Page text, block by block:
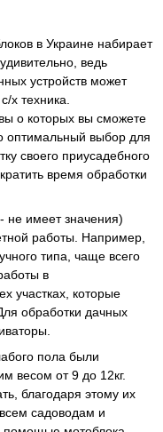
в Украине набирает
ведь
устройств может
х техника.
о которых вы сможете
оптимальный выбор для
своего приусадебного
время обработки
не имеет значения)
работы. Например,
типа, чаще всего
в
участках, которые
обработки дачных
пола были
весом от 9 до 12кг.
благодаря этому их
садоводам и